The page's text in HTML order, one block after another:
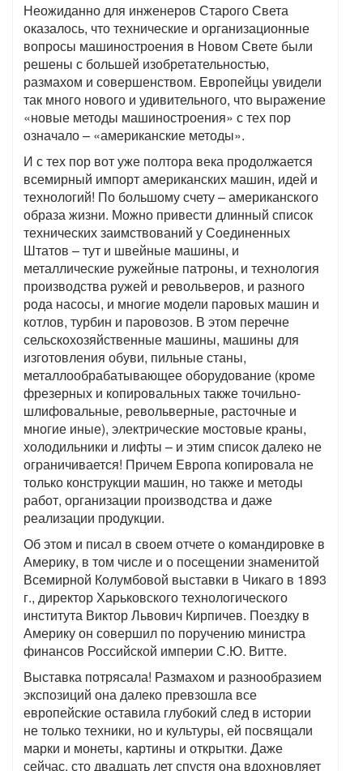
Неожиданно для инженеров Старого Света
оказалось, что технические и организационные
вопросы машиностроения в Новом Свете были
решены с большей изобретательностью,
размахом и совершенством. Европейцы увидели
так много нового и удивительного, что выражение
«новые методы машиностроения» с тех пор
означало – «американские методы».
И с тех пор вот уже полтора века продолжается
всемирный импорт американских машин, идей и
технологий! По большому счету – американского
образа жизни. Можно привести длинный список
технических заимствований у Соединенных
Штатов – тут и швейные машины, и
металлические ружейные патроны, и технология
производства ружей и револьверов, и разного
рода насосы, и многие модели паровых машин и
котлов, турбин и паровозов. В этом перечне
сельскохозяйственные машины, машины для
изготовления обуви, пильные станы,
металлообрабатывающее оборудование (кроме
фрезерных и копировальных также точильно-
шлифовальные, револьверные, расточные и
многие иные), электрические мостовые краны,
холодильники и лифты – и этим список далеко не
ограничивается! Причем Европа копировала не
только конструкции машин, но также и методы
работ, организации производства и даже
реализации продукции.
Об этом и писал в своем отчете о командировке в
Америку, в том числе и о посещении знаменитой
Всемирной Колумбовой выставки в Чикаго в 1893
г., директор Харьковского технологического
института Виктор Львович Кирпичев. Поездку в
Америку он совершил по поручению министра
финансов Российской империи С.Ю. Витте.
Выставка потрясала! Размахом и разнообразием
экспозиций она далеко превзошла все
европейские оставила глубокий след в истории
не только техники, но и культуры, ей посвящали
марки и монеты, картины и открытки. Даже
сейчас, сто двадцать лет спустя она вдохновляет